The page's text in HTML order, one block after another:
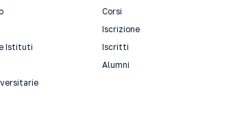
Istituti
Corsi
Iscrizione
Iscritti
Alumni